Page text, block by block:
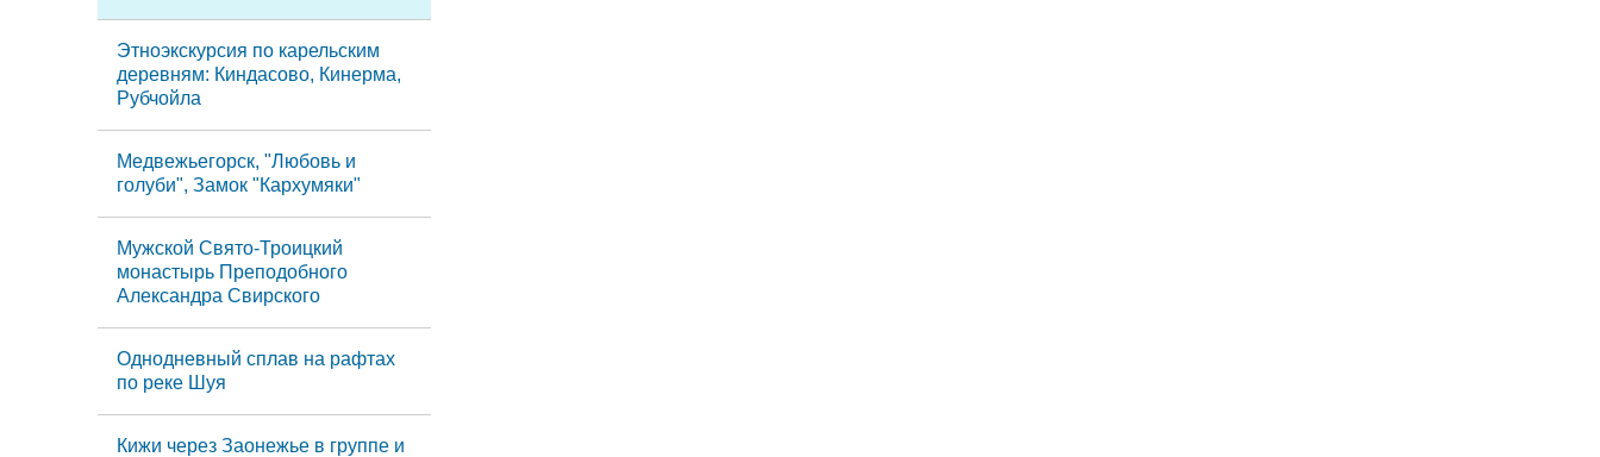
Этноэкскурсия по карельским
деревням: Киндасово, Кинерма,
Рубчойла
Медвежьегорск, "Любовь и
голуби", Замок "Кархумяки"
Мужской Свято-Троицкий
монастырь Преподобного
Александра Свирского
Однодневный сплав на рафтах
по реке Шуя
Кижи через Заонежье в группе и